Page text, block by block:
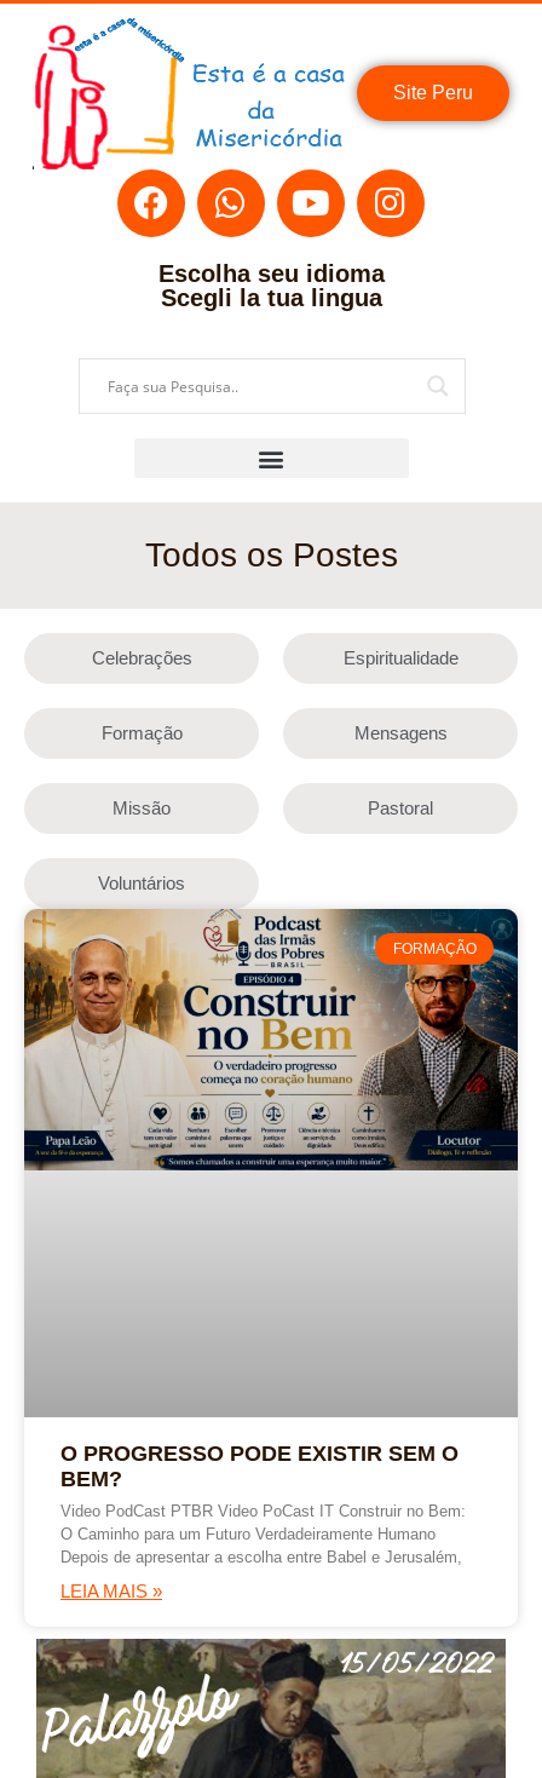
Site Peru
Escolha seu idioma
Scegli la tua lingua
Todos os Postes
Celebrações Espiritualidade
Formação Mensagens
Missão Pastoral
Voluntários
FORMAÇÃO
O PROGRESSO PODE EXISTIR SEM O
BEM?
Video PodCast PTBR Video PoCast IT Construir no Bem:
O Caminho para um Futuro Verdadeiramente Humano
Depois de apresentar a escolha entre Babel e Jerusalém,
LEIA MAIS »